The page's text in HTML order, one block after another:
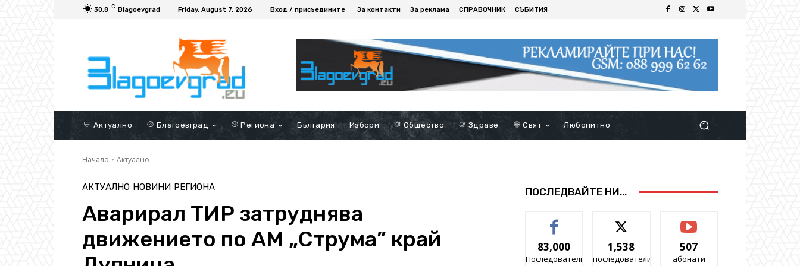
30.8 C Blagoevgrad Friday, August 7, 2026 Вход / присъедините За контакти За реклама СПРАВОЧНИК СЪБИТИЯ
Актуално Благоевград Региона България Избори Общество Здраве Свят Любопитно
Начало Актуално
АКТУАЛНО НОВИНИ РЕГИОНА
Аварирал ТИР затруднява
движението по АМ „Струма” край
ПОСЛЕДВАЙТЕ НИ...
83,000
Последователи
1,538
последователи
507
абонати